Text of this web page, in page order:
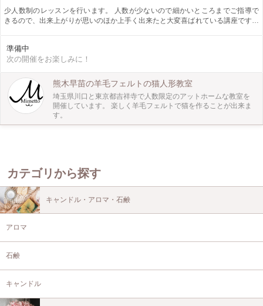
少人数制のレッスンを行います。 人数が少ないので細かいところまでご指導で
きるので、出来上がりが思いのほか上手く出来たと大変喜ばれている講座です。
ってます。 お気軽に羊毛フェルトを体験していただけると嬉しいです。
準備中
次の開催をお楽しみに！
熊木早苗の羊毛フェルトの猫人形教室
埼玉県川口と東京都吉祥寺で人数限定のアットホームな教室を
開催しています。 楽しく羊毛フェルトで猫を作ることが出来ま
す。
カテゴリから探す
キャンドル・アロマ・石鹸
アロマ
石鹸
キャンドル